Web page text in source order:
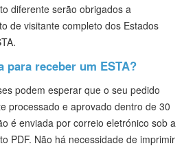
diferente serão obrigados a
de visitante completo dos Estados
para receber um ESTA?
podem esperar que o seu pedido
processado e aprovado dentro de 30
é enviada por correio eletrónico sob a
PDF. Não há necessidade de imprimir